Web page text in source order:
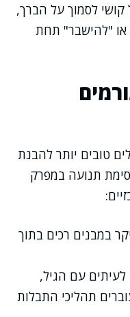
קושי לסמוך על הברך,
"להישבר" תחת
טובים יותר להבנת
תנועה במפרק
במבנים רכים בתוך
לעיתים עם הגיל,
תהליכי התבלות